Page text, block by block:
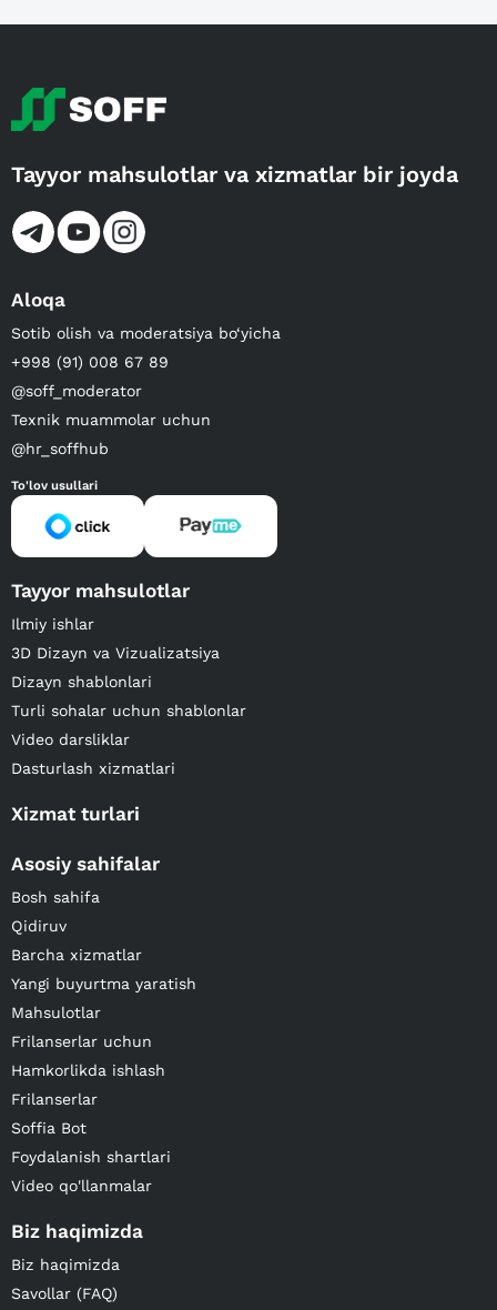
Tayyor mahsulotlar va xizmatlar bir joyda
Aloqa
Sotib olish va moderatsiya bo‘yicha
+998 (91) 008 67 89
@soff_moderator
Texnik muammolar uchun
@hr_soffhub
To'lov usullari
Tayyor mahsulotlar
Ilmiy ishlar
3D Dizayn va Vizualizatsiya
Dizayn shablonlari
Turli sohalar uchun shablonlar
Video darsliklar
Dasturlash xizmatlari
Xizmat turlari
Asosiy sahifalar
Bosh sahifa
Qidiruv
Barcha xizmatlar
Yangi buyurtma yaratish
Mahsulotlar
Frilanserlar uchun
Hamkorlikda ishlash
Frilanserlar
Soffia Bot
Foydalanish shartlari
Video qo'llanmalar
Biz haqimizda
Biz haqimizda
Savollar (FAQ)